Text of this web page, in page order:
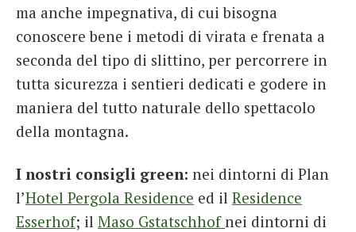
ma anche impegnativa, di cui bisogna
conoscere bene i metodi di virata e frenata a
seconda del tipo di slittino, per percorrere in
tutta sicurezza i sentieri dedicati e godere in
maniera del tutto naturale dello spettacolo
della montagna.
I nostri consigli green: nei dintorni di Plan
l’Hotel Pergola Residence ed il Residence
Esserhof; il Maso Gstatschhof nei dintorni di